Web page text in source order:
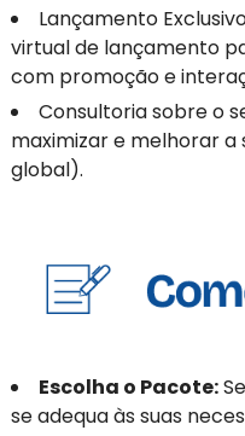
Lançamento
virtual de lançamento
com promoção e
Consultoria sobre o
maximizar e melhorar a
global).
Escolha o Pacote:
se adequa às suas